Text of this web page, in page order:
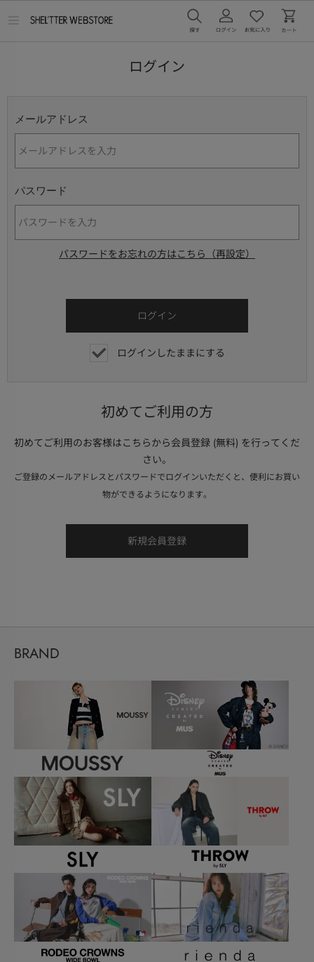
ログイン
メールアドレス
パスワード
パスワードをお忘れの方はこちら（再設定）
ログインしたままにする
初めてご利用の方
初めてご利用のお客様はこちらから会員登録 (無料) を行ってくだ
さい。
ご登録のメールアドレスとパスワードでログインいただくと、便利にお買い
物ができるようになります。
BRAND